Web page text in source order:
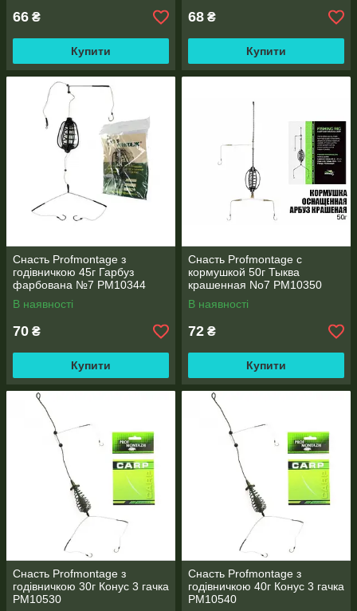
66 ₴
Купити
68 ₴
Купити
Снасть Profmontage з
годівничкою 45г Гарбуз
фарбована №7 PM10344
В наявності
70 ₴
Купити
Снасть Profmontage с
кормушкой 50г Тыква
крашенная No7 PM10350
В наявності
72 ₴
Купити
Снасть Profmontage з
годівничкою 30г Конус 3 гачка
PM10530
Снасть Profmontage з
годівничкою 40г Конус 3 гачка
PM10540